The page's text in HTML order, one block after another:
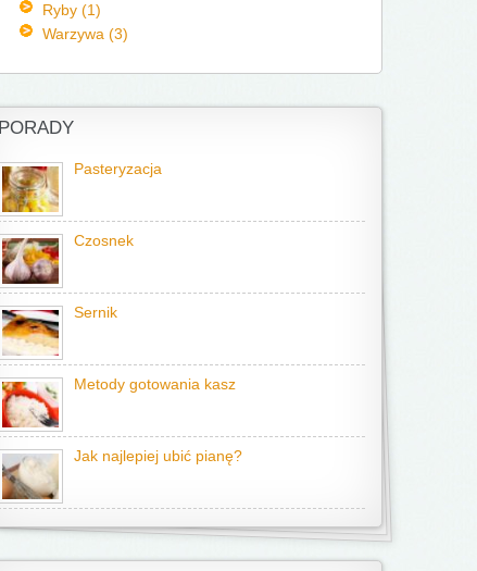
Ryby (1)
Warzywa (3)
PORADY
Pasteryzacja
Czosnek
Sernik
Metody gotowania kasz
Jak najlepiej ubić pianę?